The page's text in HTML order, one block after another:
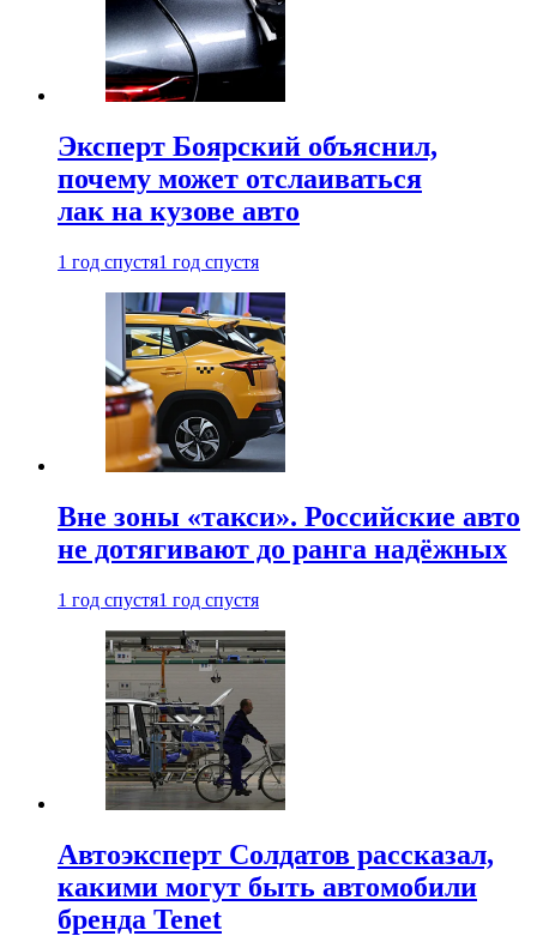
Эксперт Боярский объяснил,
почему может отслаиваться
лак на кузове авто
1 год спустя1 год спустя
Вне зоны «такси». Российские авто
не дотягивают до ранга надёжных
1 год спустя1 год спустя
Автоэксперт Солдатов рассказал,
какими могут быть автомобили
бренда Tenet